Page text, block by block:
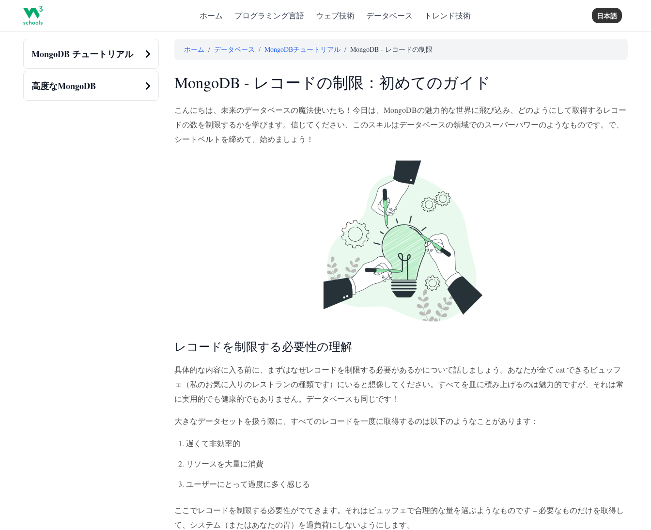
ホーム プログラミング言語 ウェブ技術 データベース トレンド技術 日本語
MongoDB チュートリアル
高度なMongoDB
ホーム / データベース / MongoDBチュートリアル / MongoDB - レコードの制限
MongoDB - レコードの制限：初めてのガイド
こんにちは、未来のデータベースの魔法使いたち！今日は、MongoDBの魅力的な世界に飛び込み、どのようにして取得するレコー
ドの数を制限するかを学びます。信じてください、このスキルはデータベースの領域でのスーパーパワーのようなものです。で、
シートベルトを締めて、始めましょう！
レコードを制限する必要性の理解
具体的な内容に入る前に、まずはなぜレコードを制限する必要があるかについて話しましょう。あなたが全て eat できるビュッフ
ェ（私のお気に入りのレストランの種類です）にいると想像してください。すべてを皿に積み上げるのは魅力的ですが、それは常
に実用的でも健康的でもありません。データベースも同じです！
大きなデータセットを扱う際に、すべてのレコードを一度に取得するのは以下のようなことがあります：
遅くて非効率的
リソースを大量に消費
ユーザーにとって過度に多く感じる
ここでレコードを制限する必要性がでてきます。それはビュッフェで合理的な量を選ぶようなものです – 必要なものだけを取得し
て、システム（またはあなたの胃）を過負荷にしないようにします。